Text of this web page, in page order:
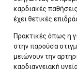
καρδιακές
έχει θετικές
Πρακτικές όπως η
στην παρούσα
μειώνουν την
καρδιαγγειακή